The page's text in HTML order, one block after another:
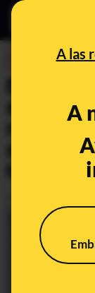
A las
A
Bulos y
sobre
sobre
tomando